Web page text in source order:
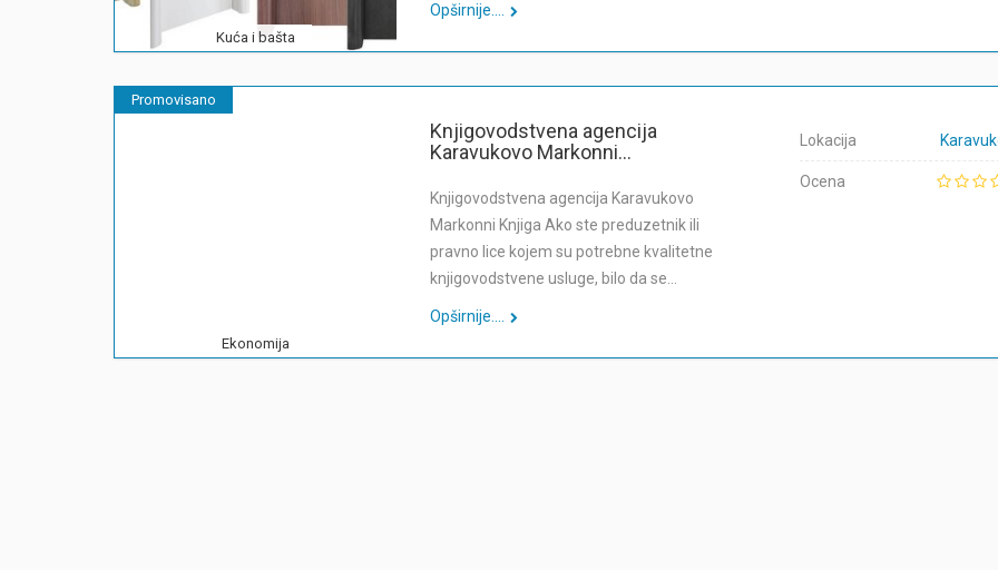
Kuća i bašta
Opširnije....
Promovisano
Ekonomija
Knjigovodstvena agencija
Karavukovo Markonni...
Knjigovodstvena agencija Karavukovo
Markonni Knjiga Ako ste preduzetnik ili
pravno lice kojem su potrebne kvalitetne
knjigovodstvene usluge, bilo da se…
Opširnije....
Lokacija
Ocena